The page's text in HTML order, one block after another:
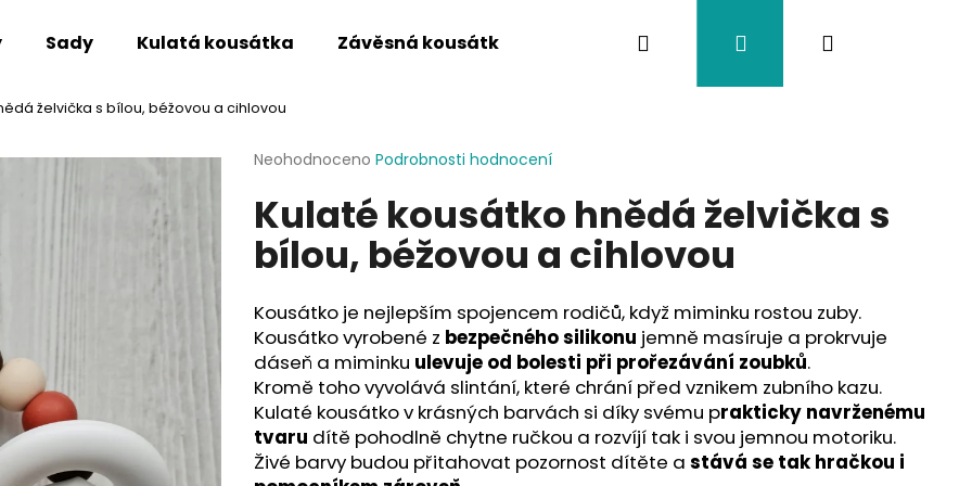
Sady Kulatá kousátka Závěsná kousátka Závěsy na kočárek Twistík kousátka
Hledat PřihlášeníNákupní
želvička s bílou, béžovou a cihlovou
Průměrné
produktu
je
0,0
hvězdiček.
Neohodnoceno Podrobnosti hodnocení
Kulaté kousátko hnědá želvička s
bílou, béžovou a cihlovou
Kousátko je nejlepším spojencem rodičů, když miminku rostou zuby.
Kousátko vyrobené z bezpečného silikonu jemně masíruje a prokrvuje
dáseň a miminku ulevuje od bolesti při prořezávání zoubků.
Kromě toho vyvolává slintání, které chrání před vznikem zubního kazu.
Kulaté kousátko v krásných barvách si díky svému prakticky navrženému
tvaru dítě pohodlně chytne ručkou a rozvíjí tak i svou jemnou motoriku.
Živé barvy budou přitahovat pozornost dítěte a stává se tak hračkou i
Co potřebujete najít?
HLEDAT